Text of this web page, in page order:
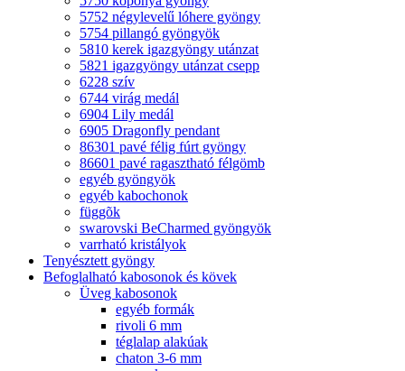
5752 négylevelű lóhere gyöngy
5754 pillangó gyöngyök
5810 kerek igazgyöngy utánzat
5821 igazgyöngy utánzat csepp
6228 szív
6744 virág medál
6904 Lily medál
6905 Dragonfly pendant
86301 pavé félig fúrt gyöngy
86601 pavé ragasztható félgömb
egyéb gyöngyök
egyéb kabochonok
függõk
swarovski BeCharmed gyöngyök
varrható kristályok
Tenyésztett gyöngy
Befoglalható kabosonok és kövek
Üveg kabosonok
egyéb formák
rivoli 6 mm
téglalap alakúak
chaton 3-6 mm